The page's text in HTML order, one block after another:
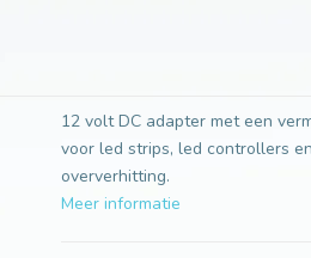
12 volt DC adapter met een
voor led strips, led controllers
oververhitting.
Meer informatie